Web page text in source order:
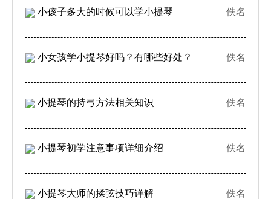
小孩子多大的时候可以学小提琴 佚名
小女孩学小提琴好吗？有哪些好处？ 佚名
小提琴的持弓方法相关知识 佚名
小提琴初学注意事项详细介绍 佚名
小提琴大师的揉弦技巧详解 佚名